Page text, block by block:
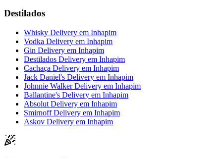
Destilados
Whisky Delivery em Inhapim
Vodka Delivery em Inhapim
Gin Delivery em Inhapim
Destilados Delivery em Inhapim
Cachaça Delivery em Inhapim
Jack Daniel's Delivery em Inhapim
Johnnie Walker Delivery em Inhapim
Ballantine's Delivery em Inhapim
Absolut Delivery em Inhapim
Smirnoff Delivery em Inhapim
Askov Delivery em Inhapim